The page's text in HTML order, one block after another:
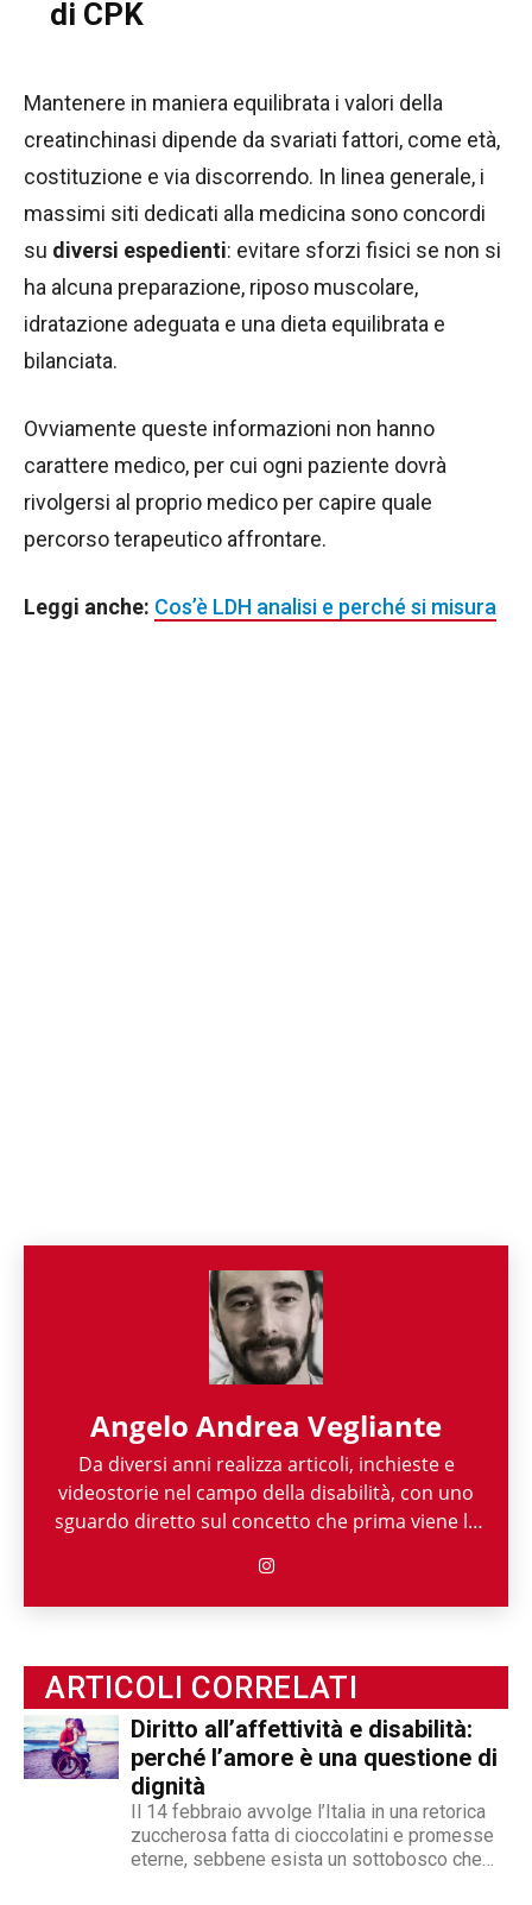
di CPK
Mantenere in maniera equilibrata i valori della
creatinchinasi dipende da svariati fattori, come età,
costituzione e via discorrendo. In linea generale, i
massimi siti dedicati alla medicina sono concordi
su diversi espedienti: evitare sforzi fisici se non si
ha alcuna preparazione, riposo muscolare,
idratazione adeguata e una dieta equilibrata e
bilanciata.
Ovviamente queste informazioni non hanno
carattere medico, per cui ogni paziente dovrà
rivolgersi al proprio medico per capire quale
percorso terapeutico affrontare.
Leggi anche: Cos’è LDH analisi e perché si misura
Angelo Andrea Vegliante
Da diversi anni realizza articoli, inchieste e
videostorie nel campo della disabilità, con uno
sguardo diretto sul concetto che prima viene la
esperienza nel mondo associazionistico italiano
e internazionale, Angelo Andrea Vegliante ha
ottenendo capacità eclettiche che gli
permettono di spaziare tra giornalismo,
videogiornalismo e speakeraggio radiofonico. La
sua impronta stilistica è da sempre al servizio
dei temi sociali: si fa portavoce delle fasce più
deboli della società, spinto dall'irrefrenabile
curiosità. L’immancabile sete di verità lo
contraddistingue per la dedizione al fact
ARTICOLI CORRELATI
Diritto all’affettività e disabilità:
perché l’amore è una questione di
dignità
Il 14 febbraio avvolge l’Italia in una retorica
zuccherosa fatta di cioccolatini e promesse
eterne, sebbene esista un sottobosco che